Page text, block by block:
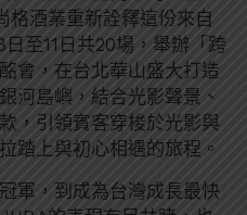
格酒業重新詮釋這份來自
至11日共20場，舉辦「跨
會，在台北華山盛大打造
河島嶼​，結合光影聲景、
，引領賓客穿梭於光影與
踏上與初心相遇的旅程。
軍，到成為台灣成長最快